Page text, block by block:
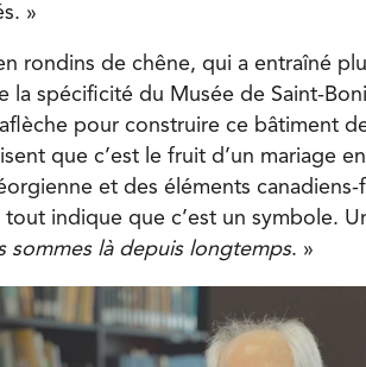
»
rondins de chêne, qui a entraîné
la spécificité du Musée de Saint-
pour construire ce bâtiment
que c’est le fruit d’un mariage
et des éléments canadiens-
indique que c’est un symbole.
sommes là depuis longtemps. »